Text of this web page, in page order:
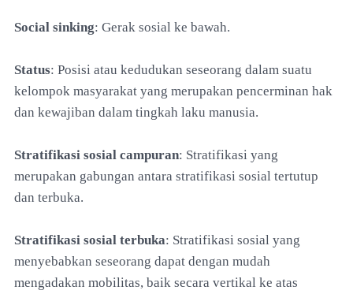
Social sinking: Gerak sosial ke bawah.
Status: Posisi atau kedudukan seseorang dalam suatu
kelompok masyarakat yang merupakan pencerminan hak
dan kewajiban dalam tingkah laku manusia.
Stratifikasi sosial campuran: Stratifikasi yang
merupakan gabungan antara stratifikasi sosial tertutup
dan terbuka.
Stratifikasi sosial terbuka: Stratifikasi sosial yang
menyebabkan seseorang dapat dengan mudah
mengadakan mobilitas, baik secara vertikal ke atas